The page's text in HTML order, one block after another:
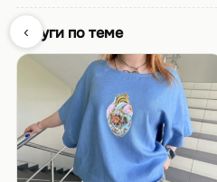
‹
Услуги по теме